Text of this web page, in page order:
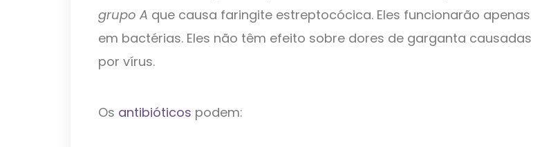
grupo A que causa faringite estreptocócica. Eles funcionarão apenas
em bactérias. Eles não têm efeito sobre dores de garganta causadas
por vírus.
Os antibióticos podem: